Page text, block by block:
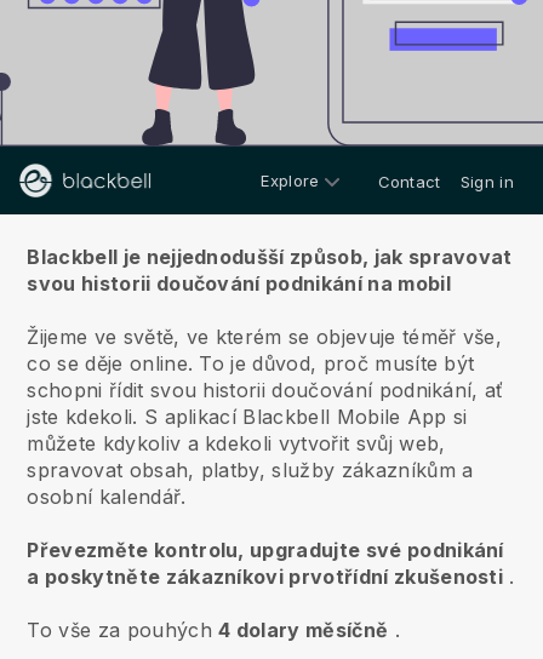
Explore Contact Sign in
Blackbell je nejjednodušší způsob, jak spravovat
svou historii doučování podnikání na mobil
Žijeme ve světě, ve kterém se objevuje téměř vše,
co se děje online. To je důvod, proč musíte být
schopni řídit svou historii doučování podnikání, ať
jste kdekoli. S aplikací Blackbell Mobile App si
můžete kdykoliv a kdekoli vytvořit svůj web,
spravovat obsah, platby, služby zákazníkům a
osobní kalendář.
Převezměte kontrolu, upgradujte své podnikání
a poskytněte zákazníkovi prvotřídní zkušenosti .
To vše za pouhých4 dolary měsíčně .